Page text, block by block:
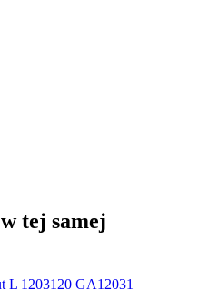
tej samej